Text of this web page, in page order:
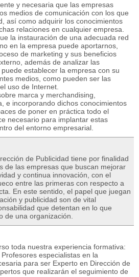
y necesaria que las empresas
medios de comunicación con los que
así como adquirir los conocimientos
relaciones en cualquier empresa.
la instauración de una adecuada red
en la empresa puede aportarnos,
de marketing y sus beneficios
además de analizar las
establecer la empresa con su
medios, como pueden ser las
uso de Internet.
marca y merchandising,
e incorporando dichos conocimientos
de poner en práctica todo el
necesario para implantar estas
del entorno empresarial.
de Publicidad tiene por finalidad
de las empresas que buscan mejorar
y continua innovación, con el
entre las primeras con respecto a
En este sentido, el papel que juegan
y publicidad son de vital
que detentan en lo que
de una organización.
toda nuestra experiencia formativa:
especialistas en la
para ser Experto en Dirección de
que realizarán el seguimiento de